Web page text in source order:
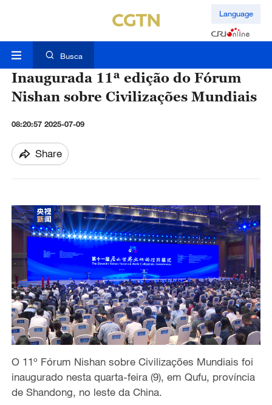
Language
Busca
Inaugurada 11ª edição do Fórum
Nishan sobre Civilizações Mundiais
08:20:57 2025-07-09
Share
O 11º Fórum Nishan sobre Civilizações Mundiais foi
inaugurado nesta quarta-feira (9), em Qufu, província
de Shandong, no leste da China.